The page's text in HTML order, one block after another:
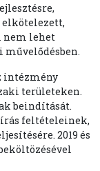
elkötelezett,
nem lehet
művelődésben.
intézmény
területeken.
beindítását.
feltételeinek,
2019 és